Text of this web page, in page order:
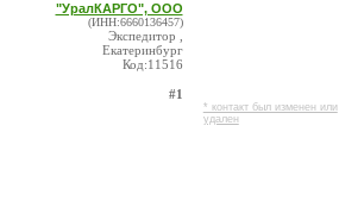
"УралКАРГО", ООО
(ИНН:6660136457)
Экспедитор ,
Екатеринбург
Код:11516
#1
* контакт был изменен или
удален